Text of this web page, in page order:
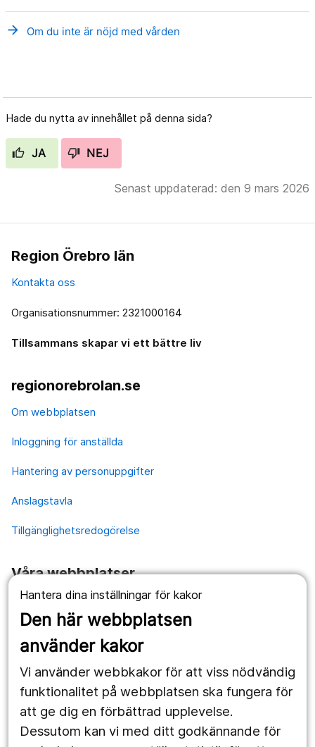
Hantera dina inställningar för kakor
Den här webbplatsen
använder kakor
Vi använder webbkakor för att viss nödvändig
funktionalitet på webbplatsen ska fungera för
att ge dig en förbättrad upplevelse.
Dessutom kan vi med ditt godkännande för
arrow_forward Om du inte är nöjd med vården
Hade du nytta av innehållet på denna sida?
JA NEJ
Senast uppdaterad: den 9 mars 2026
Region Örebro län
Kontakta oss
Organisationsnummer: 2321000164
Tillsammans skapar vi ett bättre liv
regionorebrolan.se
Om webbplatsen
Inloggning för anställda
Hantering av personuppgifter
Anslagstavla
Tillgänglighetsredogörelse
Våra webbplatser
1177.se
Länstrafiken
Utveckling
Följ oss